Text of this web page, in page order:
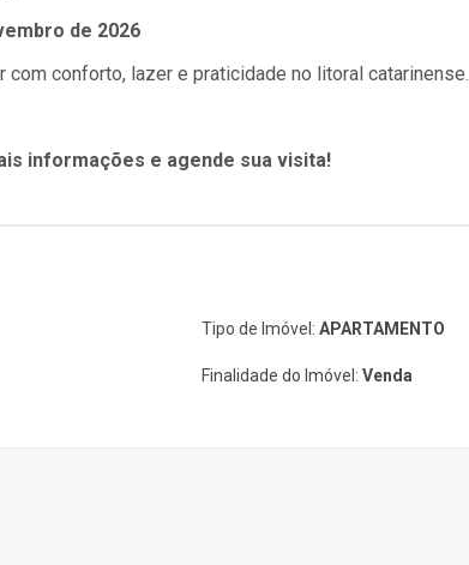
de 2026
com conforto, lazer e praticidade no litoral catarinense.
informações e agende sua visita!
Tipo de Imóvel: APARTAMENTO
Finalidade do Imóvel: Venda